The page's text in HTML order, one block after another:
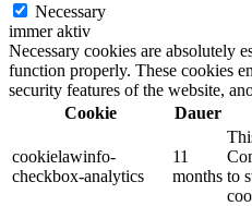
Necessary
immer aktiv
Necessary cookies are absolutely
function properly. These cookies
security features of the website,
Cookie
Dauer
cookielawinfo-
checkbox-analytics
11
months to